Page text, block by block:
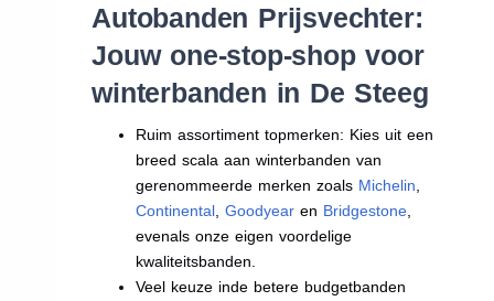
Autobanden Prijsvechter:
Jouw one-stop-shop voor
winterbanden in De Steeg
Ruim assortiment topmerken: Kies uit een
breed scala aan winterbanden van
gerenommeerde merken zoals Michelin
Continental ,Goodyear en Bridgestone
evenals onze eigen voordelige
kwaliteitsbanden.
Veel keuze inde betere budgetbanden